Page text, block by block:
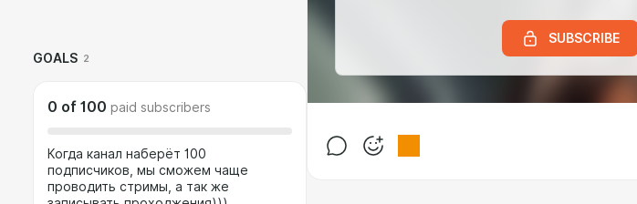
GOALS 2
0 of 100 paid subscribers
Когда канал наберёт 100
подписчиков, мы сможем чаще
проводить стримы, а так же
SUBSCRIBE